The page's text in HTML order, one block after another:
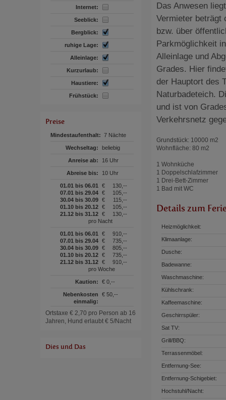
Internet:
Seeblick:
Bergblick:
ruhige Lage:
Alleinlage:
Kurzurlaub:
Haustiere:
Frühstück:
Preise
Mindestaufenthalt: 7 Nächte
Wechseltag: beliebig
Anreise ab: 16 Uhr
Abreise bis: 10 Uhr
01.01 bis 06.01 €
130,--
07.01 bis 29.04 €
105,--
30.04 bis 30.09 €
115,--
01.10 bis 20.12 €
105,--
21.12 bis 31.12 €
130,--
pro Nacht
01.01 bis 06.01 €
910,--
07.01 bis 29.04 €
735,--
30.04 bis 30.09 €
805,--
01.10 bis 20.12 €
735,--
21.12 bis 31.12 €
910,--
pro Woche
Kaution: € 0,--
Nebenkosten
einmalig:
€ 50,--
Ortstaxe € 2,70 pro Person ab 16
Jahren, Hund erlaubt € 5/Nacht
Dies und Das
Das Anwesen
Vermieter beträgt
bzw. über
Parkmöglichkeit
Alleinlage und
Grades. Hier
der Hauptort des
Naturbadeteich.
und ist von
Verkehrsnetz
Grundstück: 10000 m2
Wohnfläche: 80 m2
1 Wohnküche
1 Doppelschlafzimmer
1 Drei-Bett-Zimmer
1 Bad mit WC
Details zum
Heizmöglichkeit:
Klimaanlage:
Dusche:
Badewanne:
Waschmaschine:
Kühlschrank:
Kaffeemaschine:
Geschirrspüler:
Sat TV:
Grill/BBQ:
Terrassenmöbel:
Entfernung-See:
Entfernung-Schigebiet:
Hochstuhl/Nacht: